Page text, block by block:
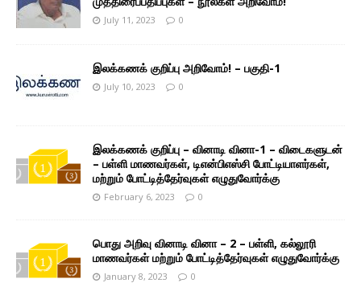
July 11, 2023 0
இலக்கணக் குறிப்பு அறிவோம்! – பகுதி-1
July 10, 2023 0
இலக்கணக் குறிப்பு – வினாடி வினா-1 – விடைகளுடன்
– பள்ளி மாணவர்கள், டிஎன்பிஎஸ்சி போட்டியாளர்கள்,
மற்றும் போட்டித்தேர்வுகள் எழுதுவோர்க்கு
February 6, 2023 0
பொது அறிவு வினாடி வினா – 2 – பள்ளி, கல்லூரி
மாணவர்கள் மற்றும் போட்டித்தேர்வுகள் எழுதுவோர்க்கு
January 8, 2023 0